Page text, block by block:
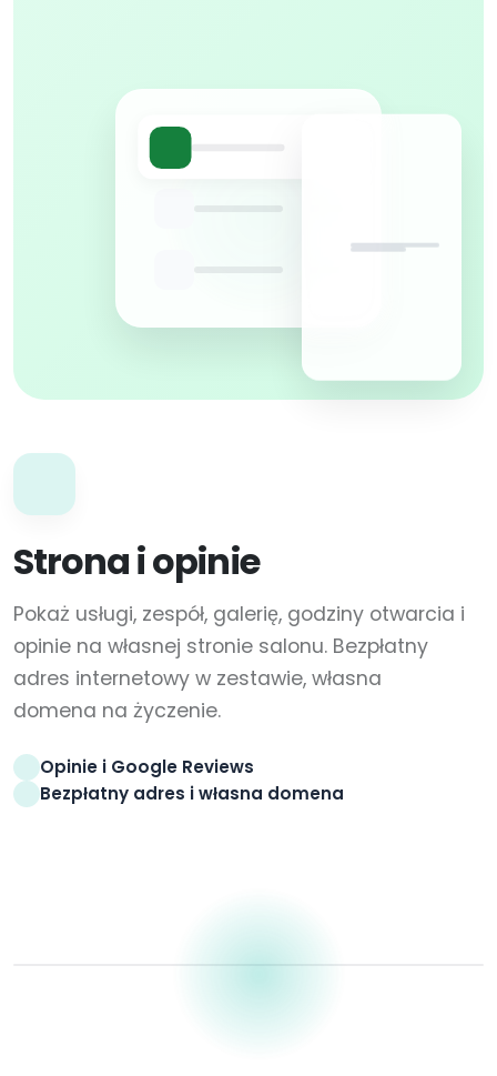
Strona i opinie
Pokaż usługi, zespół, galerię, godziny otwarcia i
opinie na własnej stronie salonu. Bezpłatny
adres internetowy w zestawie, własna
domena na życzenie.
Opinie i Google Reviews
Bezpłatny adres i własna domena